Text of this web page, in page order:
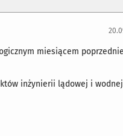
miesiącem
inżynierii lądowej i